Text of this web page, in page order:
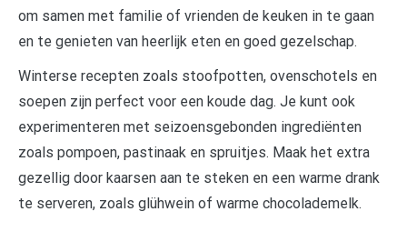
om samen met familie of vrienden de keuken in te gaan
en te genieten van heerlijk eten en goed gezelschap.
Winterse recepten zoals stoofpotten, ovenschotels en
soepen zijn perfect voor een koude dag. Je kunt ook
experimenteren met seizoensgebonden ingrediënten
zoals pompoen, pastinaak en spruitjes. Maak het extra
gezellig door kaarsen aan te steken en een warme drank
te serveren, zoals glühwein of warme chocolademelk.